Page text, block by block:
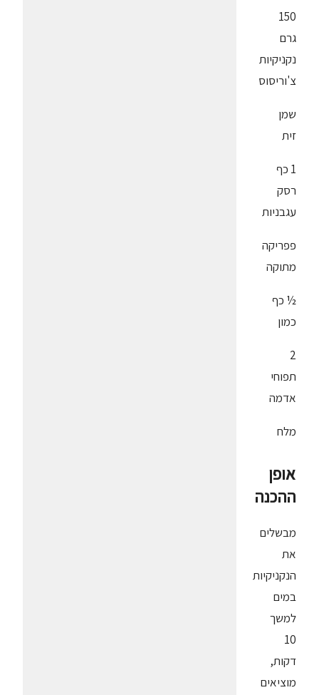
150
גרם
נקניקיות
צ'וריסוס
שמן
זית
1 כף
רסק
עגבניות
פפריקה
מתוקה
½ כף
כמון
2
תפוחי
אדמה
מלח
אופן
ההכנה
מבשלים
את
הנקניקיות
במים
למשך
10
דקות,
מוציאים